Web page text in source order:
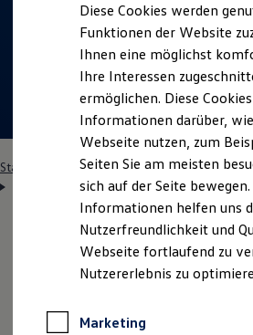
Eine Absage - was nun?
Anreise zu Interview oder
Kontakt und Hilfe
Barrierefrei bewerben
Triff unsere Recruiter
Events
Startseite Einstiegsmöglichkeiten
Wirtschaftsingenieurwesen Elektro-
Hinweis: Auf dieser Seite geht es
dualen Studiengang
zum dualen Studium im
Diese Cookies werden
Funktionen der Website
Ihnen eine möglichst
Ihre Interessen
ermöglichen. Diese
Informationen darüber,
Webseite nutzen, zum
Seiten Sie am meisten
sich auf der Seite
Informationen helfen uns
Nutzerfreundlichkeit und
Webseite fortlaufend zu
Nutzererlebnis zu
Marketing